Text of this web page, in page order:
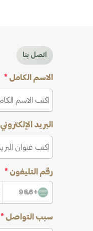
اتصل بنا
الاسم الكامل *
البريد الإلكتروني
رقم التليفون *
+966
سبب التواصل *